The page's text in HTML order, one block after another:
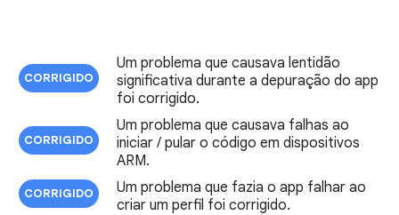
CORRIGIDO
Um problema que causava lentidão
significativa durante a depuração do app
foi corrigido.
CORRIGIDO
Um problema que causava falhas ao
iniciar / pular o código em dispositivos
ARM.
CORRIGIDO
Um problema que fazia o app falhar ao
criar um perfil foi corrigido.